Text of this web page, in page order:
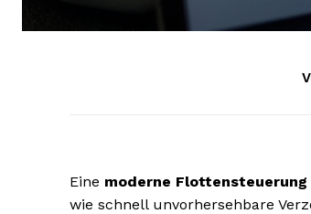
Eine moderne Flottensteuerung
wie schnell unvorhersehbare